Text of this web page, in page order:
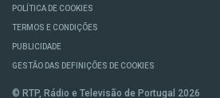
POLÍTICA DE COOKIES
TERMOS E CONDIÇÕES
PUBLICIDADE
GESTÃO DAS DEFINIÇÕES DE COOKIES
© RTP, Rádio e Televisão de Portugal 2026